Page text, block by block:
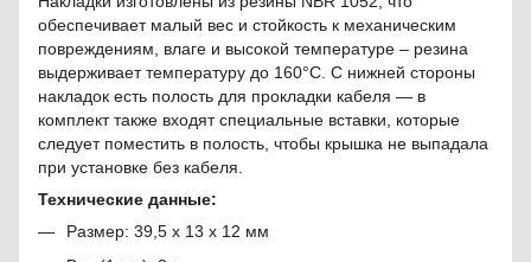
обеспечивает малый вес и стойкость к механическим
повреждениям, влаге и высокой температуре – резина
выдерживает температуру до 160°C. С нижней стороны
накладок есть полость для прокладки кабеля — в
комплект также входят специальные вставки, которые
следует поместить в полость, чтобы крышка не выпадала
при установке без кабеля.
Технические данные:
Размер: 39,5 х 13 х 12 мм